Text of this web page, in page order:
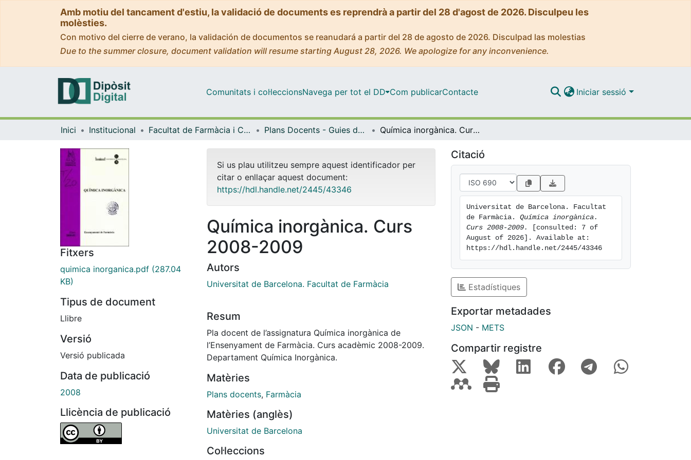
Amb motiu del tancament d'estiu, la validació de documents es reprendrà a partir del 28 d'agost de 2026. Disculpeu les
molèsties.
Con motivo del cierre de verano, la validación de documentos se reanudará a partir del 28 de agosto de 2026. Disculpad las molestias
Due to the summer closure, document validation will resume starting August 28, 2026. We apologize for any inconvenience.
Comunitats i col·leccionsNavega per tot el DD Com publicarContacte Iniciar sessió
Inici Institucional Facultat de Farmàcia i Ciències de l'Alimentació Plans Docents - Guies de l'estudiant (Facultat de Farmàcia i Ciències de l'Alimentació) Química inorgànica. Curs 2008-2009
Fitxers
quimica inorganica.pdf (287.04
KB)
Tipus de document
Llibre
Versió
Versió publicada
Data de publicació
2008
Llicència de publicació
Si us plau utilitzeu sempre aquest identificador per
citar o enllaçar aquest document:
https://hdl.handle.net/2445/43346
Química inorgànica. Curs
2008-2009
Autors
Universitat de Barcelona. Facultat de Farmàcia
Resum
Pla docent de l’assignatura Química inorgànica de
l’Ensenyament de Farmàcia. Curs acadèmic 2008-2009.
Departament Química Inorgànica.
Matèries
Plans docents, Farmàcia
Matèries (anglès)
Universitat de Barcelona
Col·leccions
Citació
Universitat de Barcelona. Facultat
de Farmàcia. Química inorgànica.
Curs 2008-2009.
[consulted: 7 of
August of 2026]. Available at:
https://hdl.handle.net/2445/43346
Estadístiques
Exportar metadades
JSON - METS
Compartir registre